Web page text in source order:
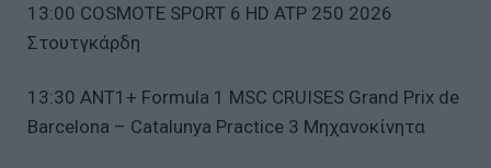
13:00 COSMOTE SPORT 6 HD ATP 250 2026
Στουτγκάρδη
13:30 ΑΝΤ1+ Formula 1 MSC CRUISES Grand Prix de
Barcelona – Catalunya Practice 3 Μηχανοκίνητα